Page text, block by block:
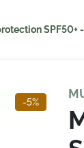
SPF50+
-5%